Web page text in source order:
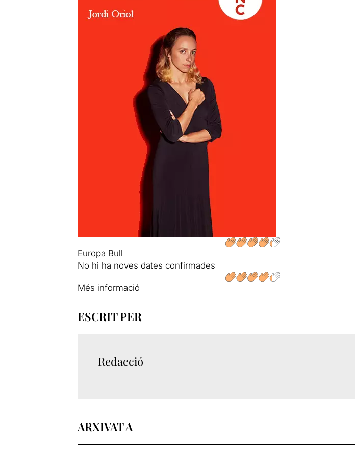
Europa Bull
No hi ha noves dates confirmades
Més informació
ESCRIT PER
Redacció
ARXIVAT A